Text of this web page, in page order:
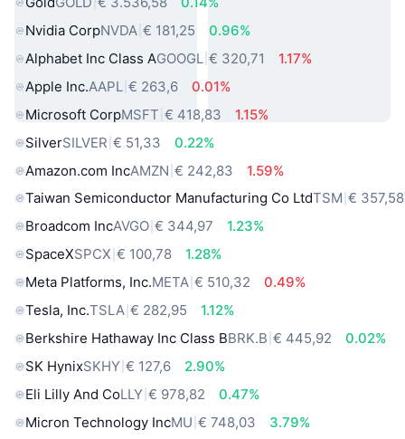
Nvidia CorpNVDA € 181,25
0.96%
Alphabet Inc Class AGOOGL € 320,71
1.17%
Apple Inc.AAPL € 263,6
0.01%
Microsoft CorpMSFT € 418,83
1.15%
SilverSILVER € 51,33
0.22%
Amazon.com IncAMZN € 242,83
1.59%
Taiwan Semiconductor Manufacturing Co LtdTSM € 357,58
Broadcom IncAVGO € 344,97
1.23%
SpaceXSPCX € 100,78
1.28%
Meta Platforms, Inc.META € 510,32
0.49%
Tesla, Inc.TSLA € 282,95
1.12%
Berkshire Hathaway Inc Class BBRK.B € 445,92
0.02%
SK HynixSKHY € 127,6
2.90%
Eli Lilly And CoLLY € 978,82
0.47%
Micron Technology IncMU € 748,03
3.79%